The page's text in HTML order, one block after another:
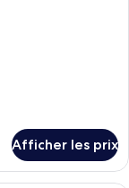
Afficher les prix